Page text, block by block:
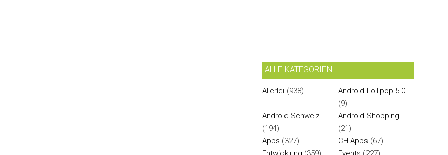
ALLE KATEGORIEN
Allerlei (938)
Android Lollipop 5.0
(9)
Android Schweiz
(194)
Android Shopping
(21)
Apps (327) CH Apps (67)